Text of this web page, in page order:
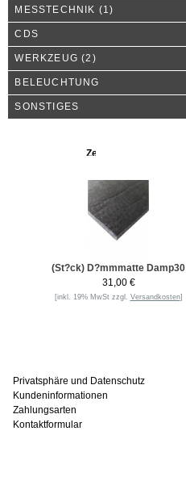
MESSTECHNIK (1)
CDS
WERKZEUG (2)
BELEUCHTUNG
SONSTIGES
(St?ck) D?mmmatte Damp30
31,00 €
[inkl. 19% MwSt zzgl. Versandkosten]
Privatsphäre und Datenschutz
Kundeninformationen
Zahlungsarten
Kontaktformular